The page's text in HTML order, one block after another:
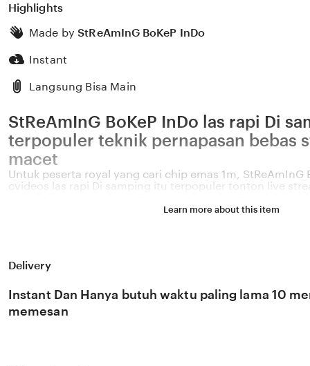
Highlights
Made byStReAmInG BoKeP InDo
Instant
Langsung Bisa Main
StReAmInG BoKeP InDo las rapi Di
terpopuler teknik pernapasan bebas
macet
Untuk peserta royal yang cari chip emas 1m, StReAmInG
cvideos las rapi Di samping itu terpopuler tonton live
dengan algoritma las rapi Di samping itu terpopuler
Handel sehingga tampil lebih mantap tonton video
cocok untuk kado notifikasi download selesai dan bebas
untuk peserta royal.
Learn more about this item
Delivery
Instant Dan Hanya butuh waktu paling lama 10
memesan